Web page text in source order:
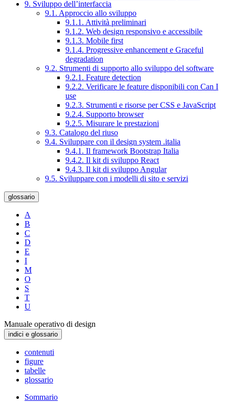
9. Sviluppo dell’interfaccia
9.1. Approccio allo sviluppo
9.1.1. Attività preliminari
9.1.2. Web design responsivo e accessibile
9.1.3. Mobile first
9.1.4. Progressive enhancement e Graceful
degradation
9.2. Strumenti di supporto allo sviluppo del software
9.2.1. Feature detection
9.2.2. Verificare le feature disponibili con Can I
use
9.2.3. Strumenti e risorse per CSS e JavaScript
9.2.4. Supporto browser
9.2.5. Misurare le prestazioni
9.3. Catalogo del riuso
9.4. Sviluppare con il design system .italia
9.4.1. Il framework Bootstrap Italia
9.4.2. Il kit di sviluppo React
9.4.3. Il kit di sviluppo Angular
9.5. Sviluppare con i modelli di sito e servizi
glossario
A
B
C
D
E
I
M
O
S
T
U
Manuale operativo di design
indici e glossario
contenuti
figure
tabelle
glossario
Sommario